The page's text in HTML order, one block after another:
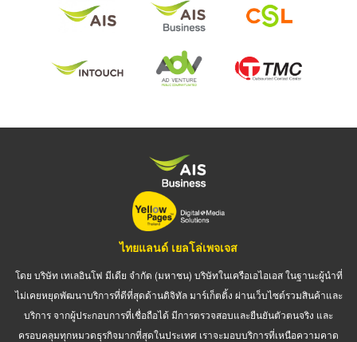
ไทยแลนด์ เยลโล่เพจเจส
โดย บริษัท เทเลอินโฟ มีเดีย จำกัด (มหาชน) บริษัทในเครือเอไอเอส ในฐานะผู้นำที่
ไม่เคยหยุดพัฒนาบริการที่ดีที่สุดด้านดิจิทัล มาร์เก็ตติ้ง ผ่านเว็บไซต์รวมสินค้าและ
บริการ จากผู้ประกอบการที่เชื่อถือได้ มีการตรวจสอบและยืนยันตัวตนจริง และ
ครอบคลุมทุกหมวดธุรกิจมากที่สุดในประเทศ เราจะมอบบริการที่เหนือความคาด